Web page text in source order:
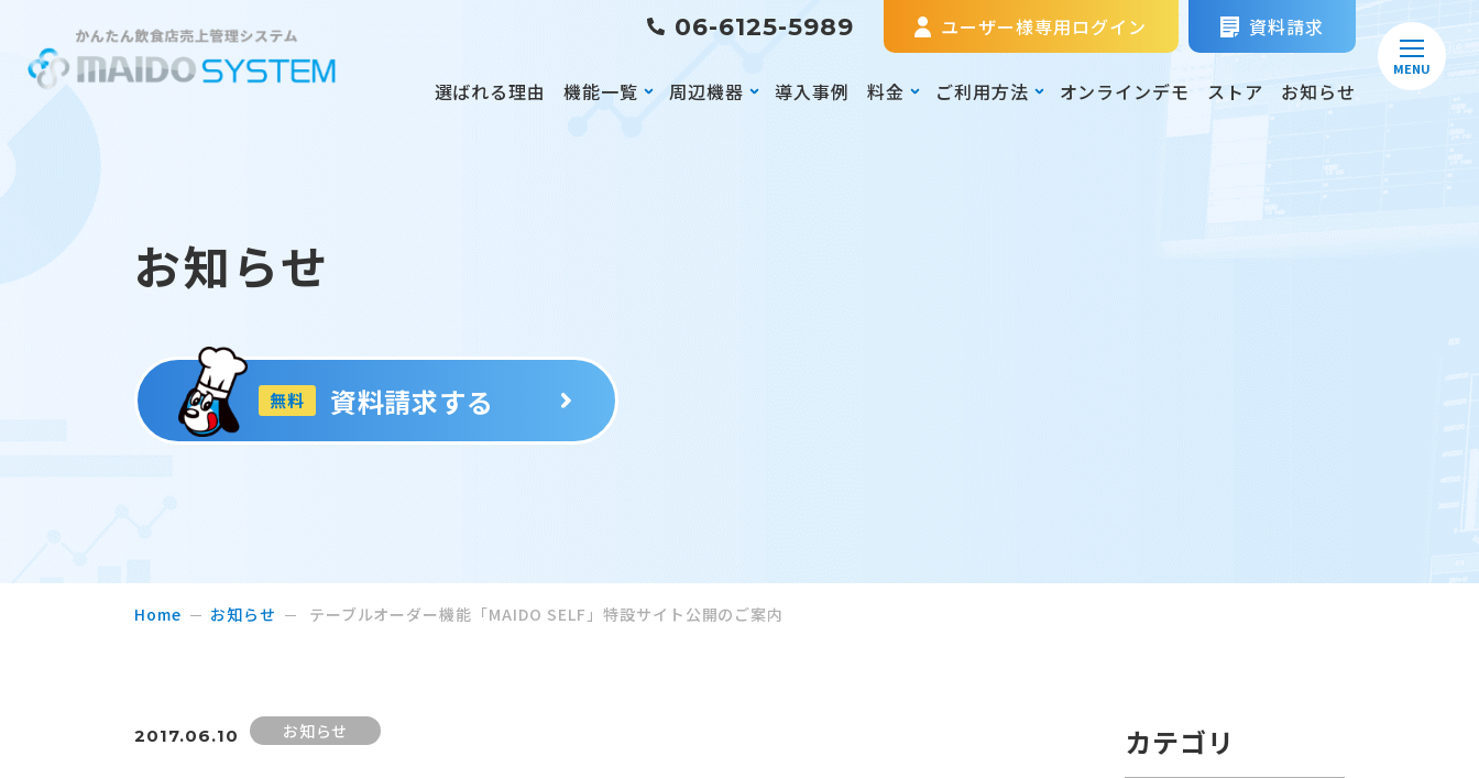
MENU
06-6125-5989 ユーザー様専用ログイン 資料請求
選ばれる理由 機能一覧 周辺機器 導入事例 料金 ご利用方法 オンラインデモ ストア お知らせ
お知らせ
無料 資料請求する
Home お知らせ テーブルオーダー機能「MAIDO SELF」特設サイト公開のご案内
2017.06.10 お知らせ カテゴリ